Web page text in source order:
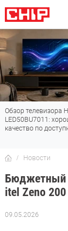
Обзор телевизора
LED50BU7011:
качество по
Новости
Бюджетный
itel Zeno
09.05.2026
Автор: